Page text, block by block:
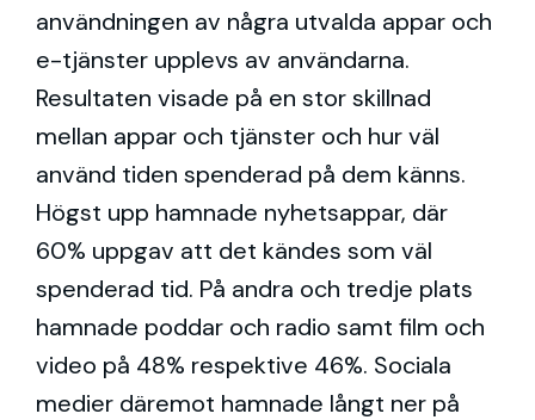
användningen av några utvalda appar och
e-tjänster upplevs av användarna.
Resultaten visade på en stor skillnad
mellan appar och tjänster och hur väl
använd tiden spenderad på dem känns.
Högst upp hamnade nyhetsappar, där
60% uppgav att det kändes som väl
spenderad tid. På andra och tredje plats
hamnade poddar och radio samt film och
video på 48% respektive 46%. Sociala
medier däremot hamnade långt ner på